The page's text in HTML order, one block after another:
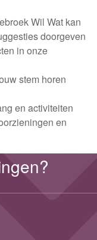
Wil Wat kan
doorgeven
in onze
stem horen
en activiteiten
en